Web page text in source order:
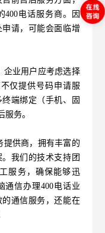
400电话服务商。因
请，可能会面临增
企业用户应考虑选择
仅提供号码申请服
端绑定（手机、固
服务。
提供商，拥有丰富的
我们的技术支持团
服务，确保能够迅
通信办理400电话业
通信服务，还能在